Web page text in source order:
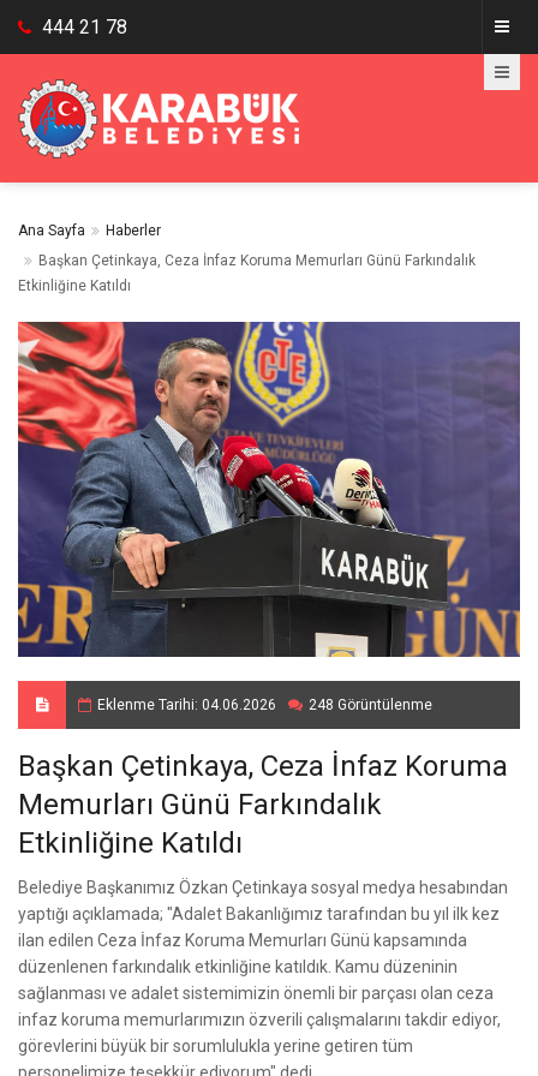
444 21 78
Ana Sayfa
Haberler
Başkan Çetinkaya, Ceza İnfaz Koruma Memurları Günü Farkındalık
Etkinliğine Katıldı
Eklenme Tarihi: 04.06.2026 248 Görüntülenme
Başkan Çetinkaya, Ceza İnfaz Koruma
Memurları Günü Farkındalık
Etkinliğine Katıldı
Belediye Başkanımız Özkan Çetinkaya sosyal medya hesabından
yaptığı açıklamada; "Adalet Bakanlığımız tarafından bu yıl ilk kez
ilan edilen Ceza İnfaz Koruma Memurları Günü kapsamında
düzenlenen farkındalık etkinliğine katıldık. Kamu düzeninin
sağlanması ve adalet sistemimizin önemli bir parçası olan ceza
infaz koruma memurlarımızın özverili çalışmalarını takdir ediyor,
görevlerini büyük bir sorumlulukla yerine getiren tüm
personelimize teşekkür ediyorum" dedi.